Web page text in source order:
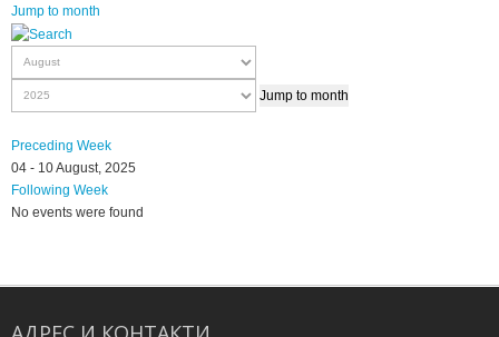
Jump to month
Jump to month
Preceding Week
04 - 10 August, 2025
Following Week
No events were found